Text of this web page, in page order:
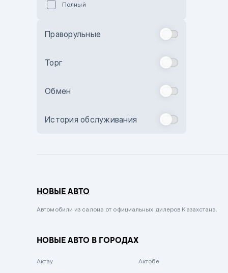
Бежевый
Комбинированный
Сиреневый металлик
Вишневый
Полный
Праворульные
Торг
Обмен
История обслуживания
НОВЫЕ АВТО
Автомобили из салона от официальных дилеров Казахстана.
НОВЫЕ АВТО В ГОРОДАХ
Актау Актобе